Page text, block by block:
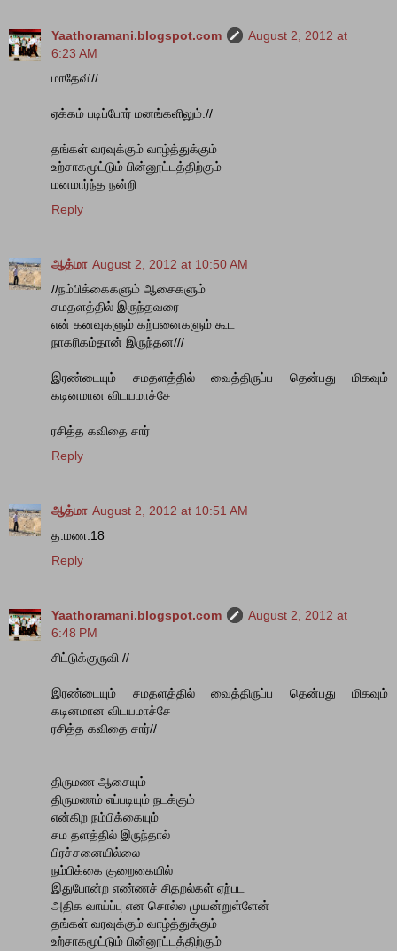
Yaathoramani.blogspot.com
August 2, 2012 at
6:23 AM
மாதேவி//
ஏக்கம் படிப்போர் மனங்களிலும்.//
தங்கள் வரவுக்கும் வாழ்த்துக்கும்
உற்சாகமூட்டும் பின்னூட்டத்திற்கும்
மனமார்ந்த நன்றி
Reply
ஆத்மா August 2, 2012 at 10:50 AM
//நம்பிக்கைகளும் ஆசைகளும்
சமதளத்தில் இருந்தவரை
என் கனவுகளும் கற்பனைகளும் கூட
நாகரிகம்தான் இருந்தன///
இரண்டையும் சமதளத்தில் வைத்திருப்ப தென்பது மிகவும்
கடினமான விடயமாச்சே
ரசித்த கவிதை சார்
Reply
ஆத்மா August 2, 2012 at 10:51 AM
த.மண.18
Reply
Yaathoramani.blogspot.com
August 2, 2012 at
6:48 PM
சிட்டுக்குருவி //
இரண்டையும் சமதளத்தில் வைத்திருப்ப தென்பது மிகவும்
கடினமான விடயமாச்சே
ரசித்த கவிதை சார்//
திருமண ஆசையும்
திருமணம் எப்படியும் நடக்கும்
என்கிற நம்பிக்கையும்
சம தளத்தில் இருந்தால்
பிரச்சனையில்லை
நம்பிக்கை குறைகையில்
இதுபோன்ற எண்ணச் சிதறல்கள் ஏற்பட
அதிக வாய்ப்பு என சொல்ல முயன்றுள்ளேன்
தங்கள் வரவுக்கும் வாழ்த்துக்கும்
உற்சாகமூட்டும் பின்னூட்டத்திற்கும்